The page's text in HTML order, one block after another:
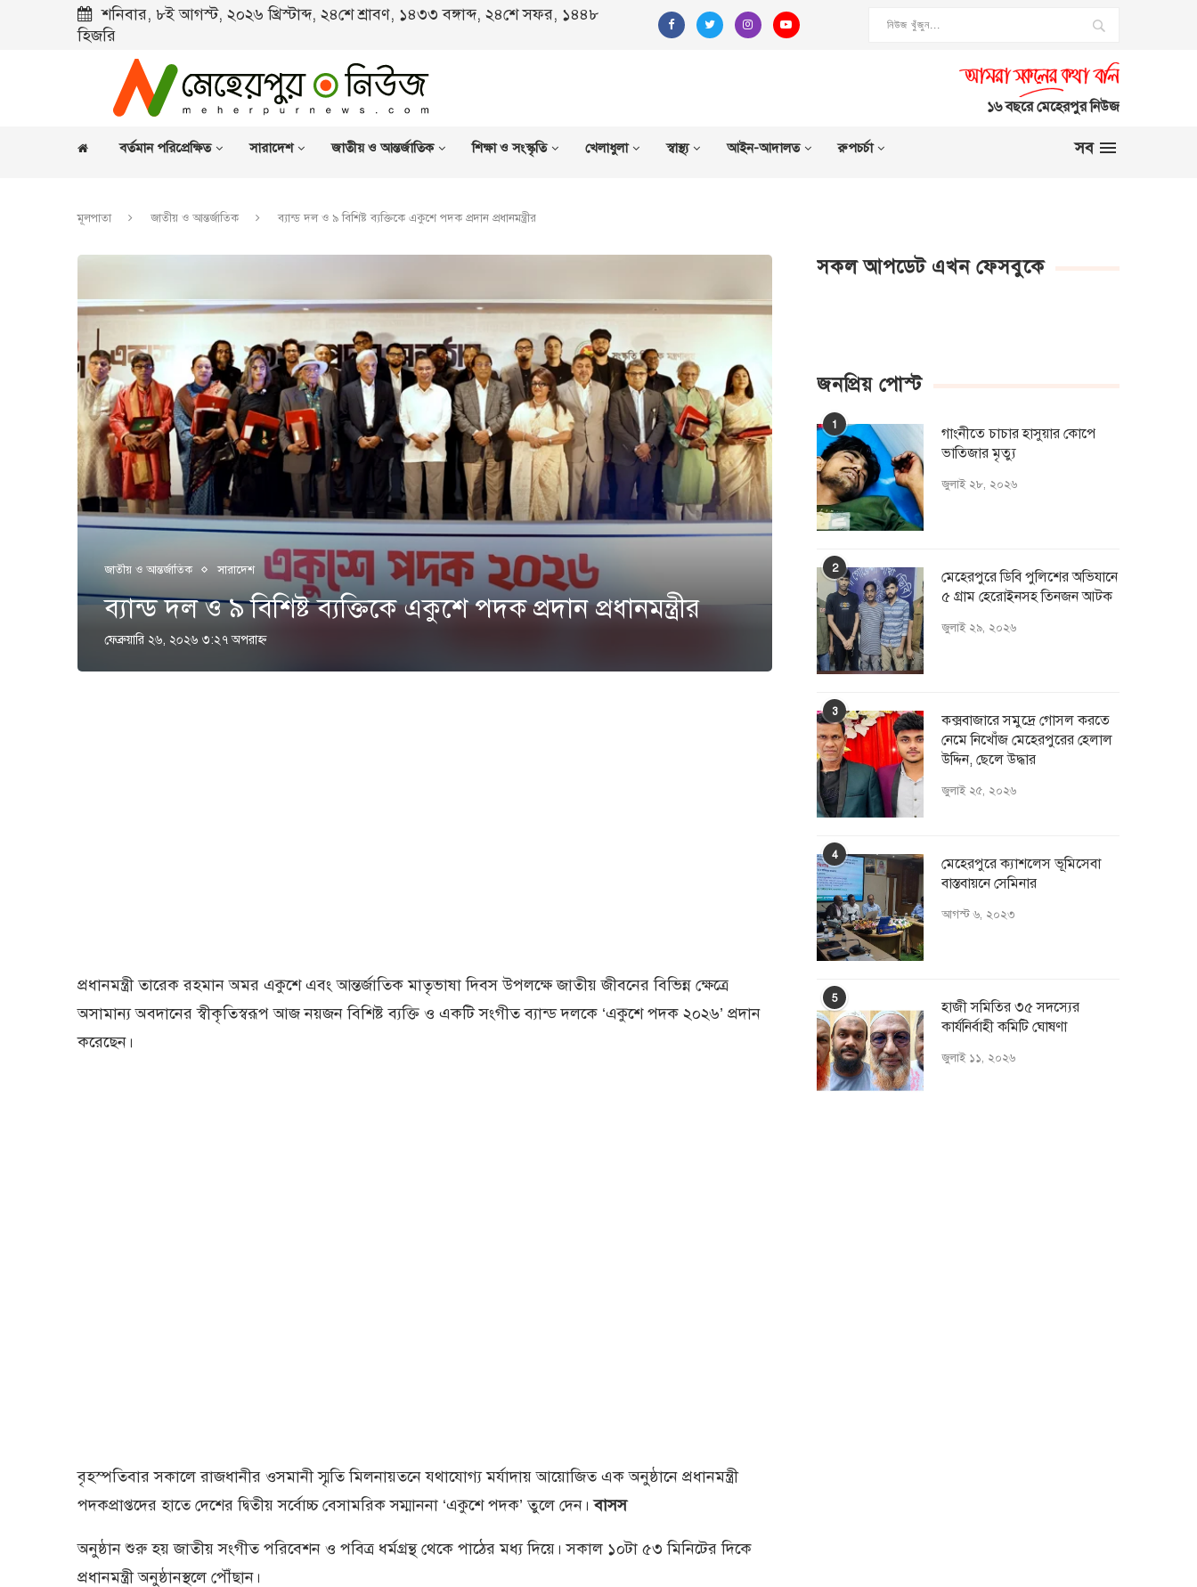
শনিবার, ৮ই আগস্ট, ২০২৬ খ্রিস্টাব্দ, ২৪শে শ্রাবণ, ১৪৩৩ বঙ্গাব্দ, ২৪শে সফর, ১৪৪৮
হিজরি
১৬ বছরে মেহেরপুর নিউজ
বর্তমান পরিপ্রেক্ষিত সারাদেশ জাতীয় ও আন্তর্জাতিক শিক্ষা ও সংস্কৃতি খেলাধুলা স্বাস্থ্য আইন-আদালত রুপচর্চা সব
মূলপাতা জাতীয় ও আন্তর্জাতিক ব্যান্ড দল ও ৯ বিশিষ্ট ব্যক্তিকে একুশে পদক প্রদান প্রধানমন্ত্রীর
জাতীয় ও আন্তর্জাতিক সারাদেশ
ব্যান্ড দল ও ৯ বিশিষ্ট ব্যক্তিকে একুশে পদক প্রদান প্রধানমন্ত্রীর
ফেব্রুয়ারি ২৬, ২০২৬ ৩:২৭ অপরাহ্ণ
প্রধানমন্ত্রী তারেক রহমান অমর একুশে এবং আন্তর্জাতিক মাতৃভাষা দিবস উপলক্ষে জাতীয় জীবনের বিভিন্ন ক্ষেত্রে
অসামান্য অবদানের স্বীকৃতিস্বরূপ আজ নয়জন বিশিষ্ট ব্যক্তি ও একটি সংগীত ব্যান্ড দলকে ‘একুশে পদক ২০২৬’ প্রদান
করেছেন।
বৃহস্পতিবার সকালে রাজধানীর ওসমানী স্মৃতি মিলনায়তনে যথাযোগ্য মর্যাদায় আয়োজিত এক অনুষ্ঠানে প্রধানমন্ত্রী
পদকপ্রাপ্তদের হাতে দেশের দ্বিতীয় সর্বোচ্চ বেসামরিক সম্মাননা ‘একুশে পদক’ তুলে দেন।বাসস
অনুষ্ঠান শুরু হয় জাতীয় সংগীত পরিবেশন ও পবিত্র ধর্মগ্রন্থ থেকে পাঠের মধ্য দিয়ে। সকাল ১০টা ৫৩ মিনিটের দিকে
প্রধানমন্ত্রী অনুষ্ঠানস্থলে পৌঁছান।
সকল আপডেট এখন ফেসবুকে
জনপ্রিয় পোস্ট
1
গাংনীতে চাচার হাসুয়ার কােপে
ভাতিজার মৃত্যু
জুলাই ২৮, ২০২৬
2
মেহেরপুরে ডিবি পুলিশের অভিযানে
৫ গ্রাম হেরোইনসহ তিনজন আটক
জুলাই ২৯, ২০২৬
3
কক্সবাজারে সমুদ্রে গোসল করতে
নেমে নিখোঁজ মেহেরপুরের হেলাল
উদ্দিন, ছেলে উদ্ধার
জুলাই ২৫, ২০২৬
4
মেহেরপুরে ক্যাশলেস ভূমিসেবা
বাস্তবায়নে সেমিনার
আগস্ট ৬, ২০২৩
5
হাজী সমিতির ৩৫ সদস্যের
কার্যনির্বাহী কমিটি ঘোষণা
জুলাই ১১, ২০২৬